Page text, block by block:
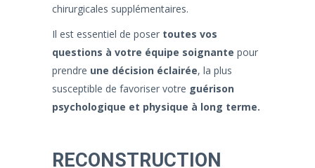
chirurgicales supplémentaires.
Il est essentiel de poser toutes vos
questions à votre équipe soignante pour
prendre une décision éclairée, la plus
susceptible de favoriser votre guérison
psychologique et physique à long terme.
RECONSTRUCTION